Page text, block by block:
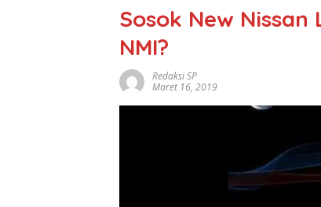
Sosok New
NMI?
Redaksi SP
Maret 16, 2019